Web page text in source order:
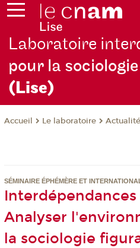
Laboratoire
pour la
(Lise)
Accueil Le laboratoire
SÉMINAIRE ÉPHÉMÈRE ET
Analyser
la sociologie